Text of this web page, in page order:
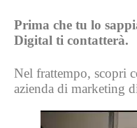
Prima che tu lo
Digital ti contatterà.
Nel frattempo, scopri
azienda di marketing